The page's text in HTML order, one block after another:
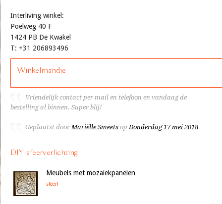
Interliving winkel:
Poelweg 40 F
1424 PB De Kwakel
T: +31 206893496
Winkelmandje
Vriendelijk contact per mail en telefoon en vandaag de
bestelling al binnen. Super blij!
Geplaatst doorMariëlle Smeets opDonderdag 17 mei 2018
DIY sfeerverlichting
Meubels met mozaiekpanelen
sfeer!